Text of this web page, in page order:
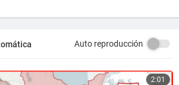
Auto reproducción
2:01